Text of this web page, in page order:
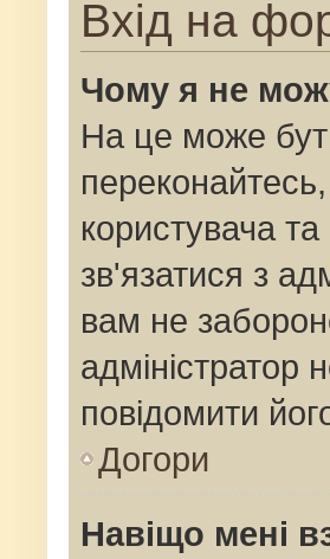
Вхід на
Чому я не
На це може
користувача
зв'язатися з
вам не
адміністратор
повідомити
Догори
Навіщо мені